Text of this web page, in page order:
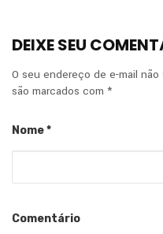
DEIXE SEU
O seu endereço de e-mail
são marcados com *
Nome*
Comentário